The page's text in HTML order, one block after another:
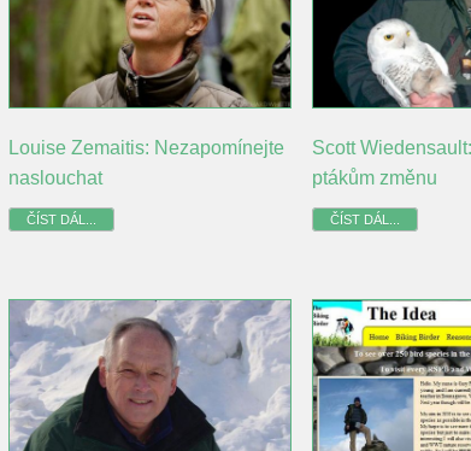
Louise Zemaitis: Nezapomínejte
naslouchat
ČÍST DÁL...
Scott
ptákům změnu
ČÍST DÁL...